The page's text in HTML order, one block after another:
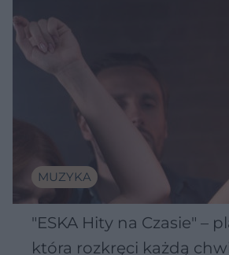
MUZYKA
"ESKA Hity na Czasie" –
która rozkręci każdą